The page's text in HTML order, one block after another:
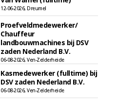
12-06-2026, Dreumel
Proefveldmedewerker/
Chauffeur
landbouwmachines bij DSV
zaden Nederland B.V.
06-08-2026, Ven-Zelderheide
Kasmedewerker (fulltime) bij
DSV zaden Nederland B.V.
06-08-2026, Ven-Zelderheide